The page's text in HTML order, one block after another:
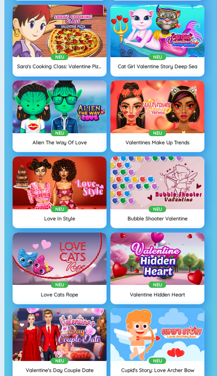
NEU
Sara's Cooking Class: Valentine Pizza
NEU
Cat Girl Valentine Story Deep Sea
NEU
Alien The Way Of Love
NEU
Valentines Make Up Trends
NEU
Love In Style
NEU
Bubble Shooter Valentine
NEU
Love Cats Rope
NEU
Valentine Hidden Heart
NEU
Valentine's Day Couple Date
NEU
Cupid's Story: Love Archer Bow